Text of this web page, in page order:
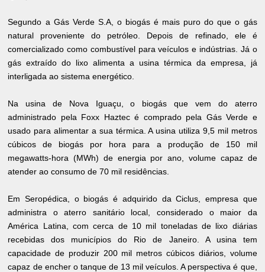
Segundo a Gás Verde S.A, o biogás é mais puro do que o gás
natural proveniente do petróleo. Depois de refinado, ele é
comercializado como combustível para veículos e indústrias. Já o
gás extraído do lixo alimenta a usina térmica da empresa, já
interligada ao sistema energético.
Na usina de Nova Iguaçu, o biogás que vem do aterro
administrado pela Foxx Haztec é comprado pela Gás Verde e
usado para alimentar a sua térmica. A usina utiliza 9,5 mil metros
cúbicos de biogás por hora para a produção de 150 mil
megawatts-hora (MWh) de energia por ano, volume capaz de
atender ao consumo de 70 mil residências.
Em Seropédica, o biogás é adquirido da Ciclus, empresa que
administra o aterro sanitário local, considerado o maior da
América Latina, com cerca de 10 mil toneladas de lixo diárias
recebidas dos municípios do Rio de Janeiro. A usina tem
capacidade de produzir 200 mil metros cúbicos diários, volume
capaz de encher o tanque de 13 mil veículos. A perspectiva é que,